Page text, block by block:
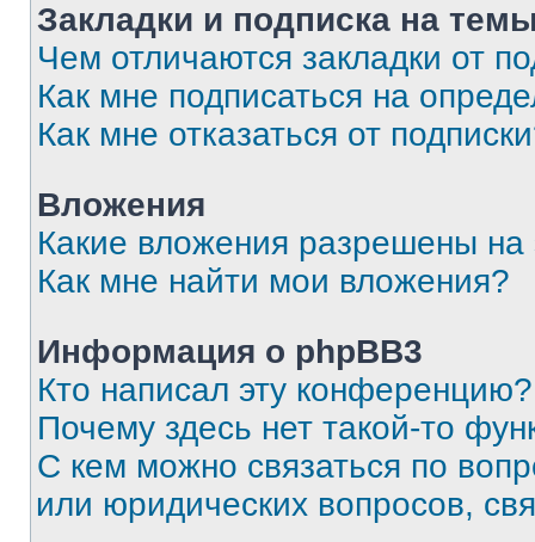
Закладки и подписка на
Чем отличаются закладки от
Как мне подписаться на
Как мне отказаться от
Вложения
Какие вложения разрешены
Как мне найти мои вложения?
Информация о phpBB3
Кто написал эту конференцию?
Почему здесь нет такой-то
С кем можно связаться по
или юридических вопросов,